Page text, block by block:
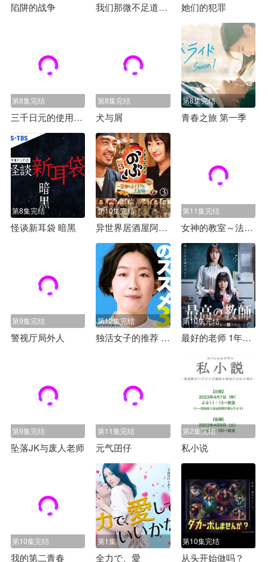
陷阱的战争 我们那微不足道的落幕 她们的犯罪
第8集完结
三千日元的使用方法
第8集完结
犬与屑
第8集完结
青春之旅 第一季
第8集完结
怪谈新耳袋 暗黑
第10集完结
异世界居酒屋阿信 第三季
第11集完结
女神的教室～法律青春白皮书～
第9集完结
警视厅局外人
第12集完结
独活女子的推荐 第三季
第10集完结
最好的老师 1年后、我被学生了
第9集完结
坠落JK与废人老师
第11集完结
元气囝仔
第2集完结
私小说
第10集完结
我的第二青春
第1集
全力で、愛
第10集完结
从头开始做吗？